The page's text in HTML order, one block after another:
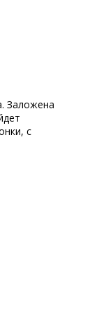
Заложена
с